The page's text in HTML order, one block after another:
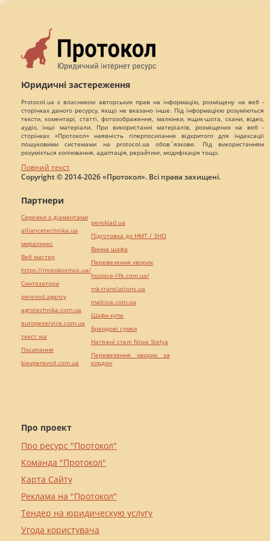
Юридичні застереження
Protocol.ua є власником авторських прав на інформацію, розміщену на веб -
сторінках даного ресурсу, якщо не вказано інше. Під інформацією розуміються
тексти, коментарі, статті, фотозображення, малюнки, ящик-шота, скани, відео,
аудіо, інші матеріали. При використанні матеріалів, розміщених на веб -
сторінках «Протокол» наявність гіперпосилання відкритого для індексації
пошуковими системами на protocol.ua обов`язкове. Під використанням
розуміється копіювання, адаптація, рерайтинг, модифікація тощо.
Повний текст
Copyright © 2014-2026 «Протокол». Всі права захищені.
Про проект
Про ресурс "Протокол"
Команда "Протокол"
Карта Сайту
Реклама на "Протокол"
Тендер на юридическую услугу
Угода користувача
Партнери
Сережки з діамантами
alliancetechnika.ua
миралинкс
Веб мастер
https://motokosmos.ua/
Синтезатори
perevod.agency
agrotechnika.com.ua
europeservice.com.ua
текст юа
Посилання
kievperevod.com.ua
pereklad.ua
Підготовка до НМТ / ЗНО
Винна шафа
Перевезення хворих
hospice-life.com.ua/
mk-translations.ua
maltina.com.ua
Шафи купе
Брендові сумки
Натяжні стелі Nova Stelya
Перевезення хворих за
кордон